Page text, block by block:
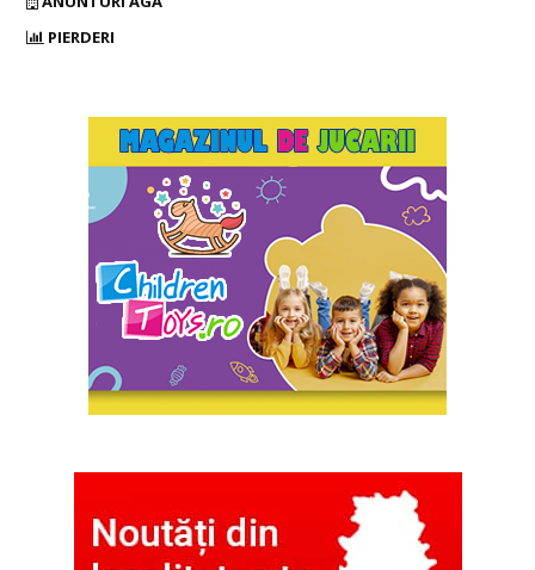
PIERDERI